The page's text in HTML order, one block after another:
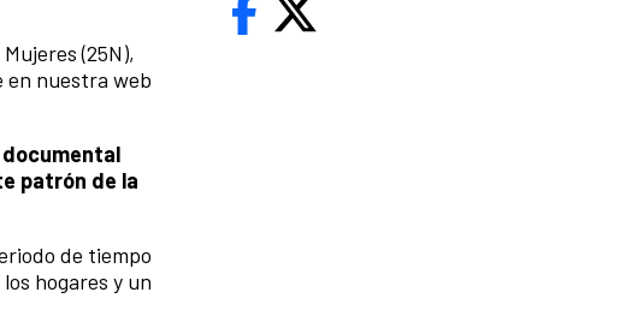
(25N),
en nuestra web
documental
patrón de la
de tiempo
hogares y un